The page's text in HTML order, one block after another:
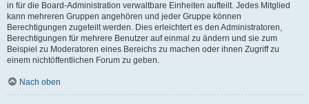
in für die Board-Administration verwaltbare Einheiten aufteilt. Jedes Mitglied
kann mehreren Gruppen angehören und jeder Gruppe können
Berechtigungen zugeteilt werden. Dies erleichtert es den Administratoren,
Berechtigungen für mehrere Benutzer auf einmal zu ändern und sie zum
Beispiel zu Moderatoren eines Bereichs zu machen oder ihnen Zugriff zu
einem nichtöffentlichen Forum zu geben.
Nach oben